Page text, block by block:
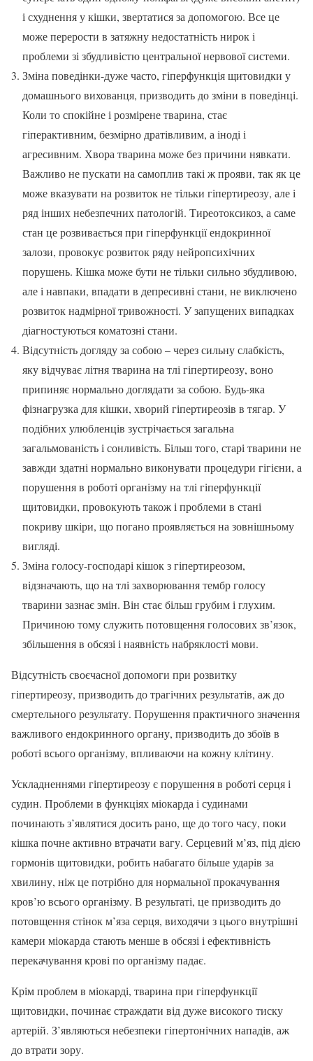
і схуднення у кішки, звертатися за допомогою. Все це
може перерости в затяжну недостатність нирок і
проблеми зі збудливістю центральної нервової системи.
Зміна поведінки-дуже часто, гіперфункція щитовидки у
домашнього вихованця, призводить до зміни в поведінці.
Коли то спокійне і розмірене тварина, стає
гіперактивним, безмірно дратівливим, а іноді і
агресивним. Хвора тварина може без причини нявкати.
Важливо не пускати на самоплив такі ж прояви, так як це
може вказувати на розвиток не тільки гіпертиреозу, але і
ряд інших небезпечних патологій. Тиреотоксикоз, а саме
стан це розвивається при гіперфункції ендокринної
залози, провокує розвиток ряду нейропсихічних
порушень. Кішка може бути не тільки сильно збудливою,
але і навпаки, впадати в депресивні стани, не виключено
розвиток надмірної тривожності. У запущених випадках
діагностуються коматозні стани.
Відсутність догляду за собою – через сильну слабкість,
яку відчуває літня тварина на тлі гіпертиреозу, воно
припиняє нормально доглядати за собою. Будь-яка
фізнагрузка для кішки, хворий гіпертиреозів в тягар. У
подібних улюбленців зустрічається загальна
загальмованість і сонливість. Більш того, старі тварини не
завжди здатні нормально виконувати процедури гігієни, а
порушення в роботі організму на тлі гіперфункції
щитовидки, провокують також і проблеми в стані
покриву шкіри, що погано проявляється на зовнішньому
вигляді.
Зміна голосу-господарі кішок з гіпертиреозом,
відзначають, що на тлі захворювання тембр голосу
тварини зазнає змін. Він стає більш грубим і глухим.
Причиною тому служить потовщення голосових зв’язок,
збільшення в обсязі і наявність набряклості мови.
Відсутність своєчасної допомоги при розвитку
гіпертиреозу, призводить до трагічних результатів, аж до
смертельного результату. Порушення практичного значення
важливого ендокринного органу, призводить до збоїв в
роботі всього організму, впливаючи на кожну клітину.
Ускладненнями гіпертиреозу є порушення в роботі серця і
судин. Проблеми в функціях міокарда і судинами
починають з’являтися досить рано, ще до того часу, поки
кішка почне активно втрачати вагу. Серцевий м’яз, під дією
гормонів щитовидки, робить набагато більше ударів за
хвилину, ніж це потрібно для нормальної прокачування
кров’ю всього організму. В результаті, це призводить до
потовщення стінок м’яза серця, виходячи з цього внутрішні
камери міокарда стають менше в обсязі і ефективність
перекачування крові по організму падає.
Крім проблем в міокарді, тварина при гіперфункції
щитовидки, починає страждати від дуже високого тиску
артерій. З’являються небезпеки гіпертонічних нападів, аж
до втрати зору.